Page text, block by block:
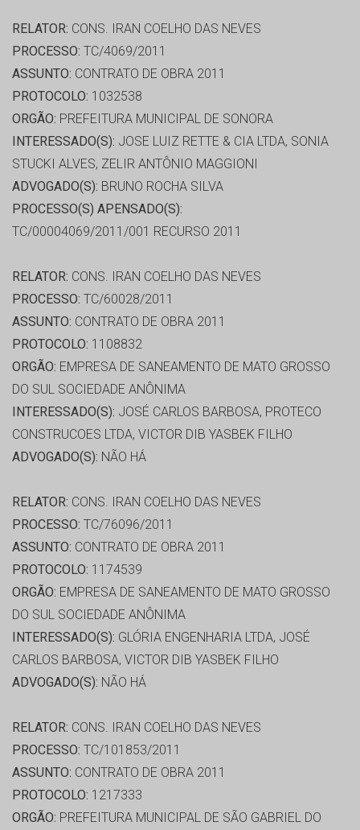
RELATOR: CONS. IRAN COELHO DAS NEVES
PROCESSO: TC/4069/2011
ASSUNTO: CONTRATO DE OBRA 2011
PROTOCOLO: 1032538
ORGÃO: PREFEITURA MUNICIPAL DE SONORA
INTERESSADO(S): JOSE LUIZ RETTE & CIA LTDA, SONIA
STUCKI ALVES, ZELIR ANTÔNIO MAGGIONI
ADVOGADO(S): BRUNO ROCHA SILVA
PROCESSO(S) APENSADO(S):
TC/00004069/2011/001 RECURSO 2011
RELATOR: CONS. IRAN COELHO DAS NEVES
PROCESSO: TC/60028/2011
ASSUNTO: CONTRATO DE OBRA 2011
PROTOCOLO: 1108832
ORGÃO: EMPRESA DE SANEAMENTO DE MATO GROSSO
DO SUL SOCIEDADE ANÔNIMA
INTERESSADO(S): JOSÉ CARLOS BARBOSA, PROTECO
CONSTRUCOES LTDA, VICTOR DIB YASBEK FILHO
ADVOGADO(S): NÃO HÁ
RELATOR: CONS. IRAN COELHO DAS NEVES
PROCESSO: TC/76096/2011
ASSUNTO: CONTRATO DE OBRA 2011
PROTOCOLO: 1174539
ORGÃO: EMPRESA DE SANEAMENTO DE MATO GROSSO
DO SUL SOCIEDADE ANÔNIMA
INTERESSADO(S): GLÓRIA ENGENHARIA LTDA, JOSÉ
CARLOS BARBOSA, VICTOR DIB YASBEK FILHO
ADVOGADO(S): NÃO HÁ
RELATOR: CONS. IRAN COELHO DAS NEVES
PROCESSO: TC/101853/2011
ASSUNTO: CONTRATO DE OBRA 2011
PROTOCOLO: 1217333
ORGÃO: PREFEITURA MUNICIPAL DE SÃO GABRIEL DO